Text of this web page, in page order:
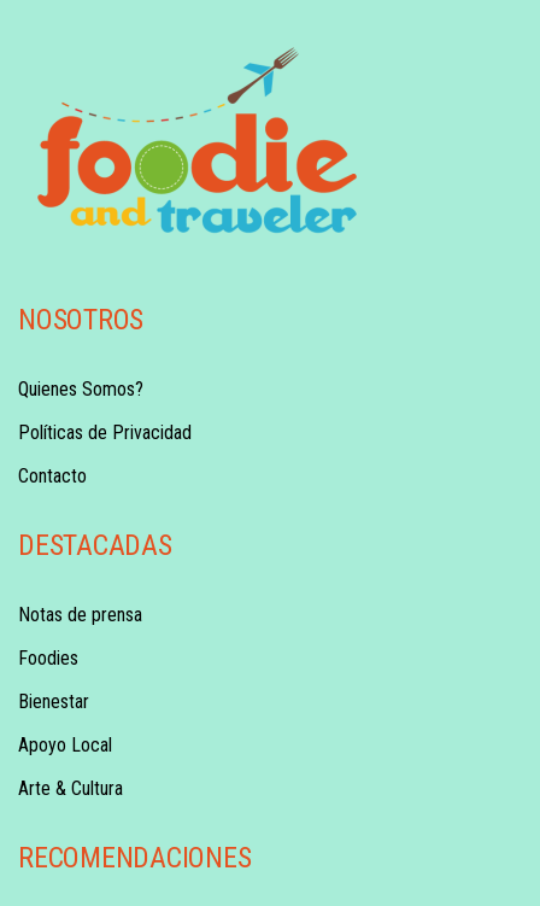
NOSOTROS
Quienes Somos?
Políticas de Privacidad
Contacto
DESTACADAS
Notas de prensa
Foodies
Bienestar
Apoyo Local
Arte & Cultura
RECOMENDACIONES